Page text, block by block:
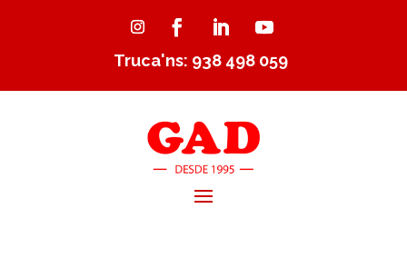
Truca'ns: 938 498 059